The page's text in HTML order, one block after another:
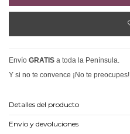
Envío GRATIS a toda la Península.
Y si no te convence ¡No te preocupes!
Detalles del producto
Envío y devoluciones